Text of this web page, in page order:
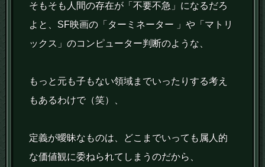
そもそも人間の存在が「不要不急」になるだろ
よと、SF映画の「ターミネーター 」や「マトリ
ックス」のコンピューター判断のような、
もっと元も子もない領域までいったりする考え
もあるわけで（笑）、
定義が曖昧なものは、どこまでいっても属人的
な価値観に委ねられてしまうのだから、